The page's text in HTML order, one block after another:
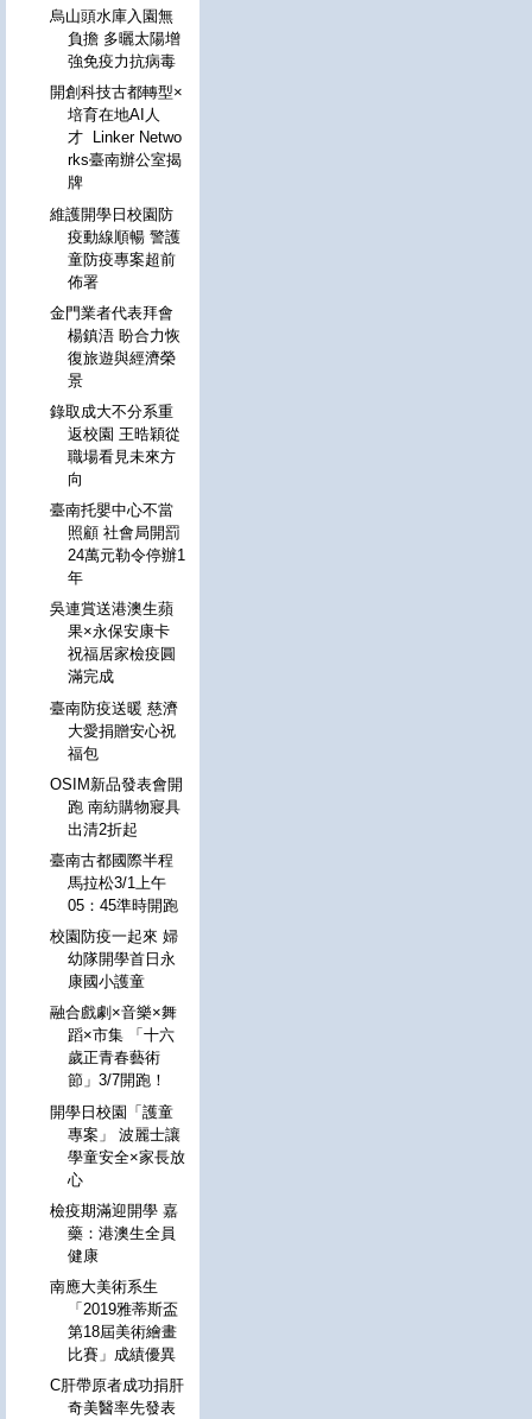
烏山頭水庫入園無
負擔 多曬太陽增
強免疫力抗病毒
開創科技古都轉型×
培育在地AI人
才 Linker Netwo
rks臺南辦公室揭
牌
維護開學日校園防
疫動線順暢 警護
童防疫專案超前
佈署
金門業者代表拜會
楊鎮浯 盼合力恢
復旅遊與經濟榮
景
錄取成大不分系重
返校園 王晧穎從
職場看見未來方
向
臺南托嬰中心不當
照顧 社會局開罰
24萬元勒令停辦1
年
吳連賞送港澳生蘋
果×永保安康卡
祝福居家檢疫圓
滿完成
臺南防疫送暖 慈濟
大愛捐贈安心祝
福包
OSIM新品發表會開
跑 南紡購物寢具
出清2折起
臺南古都國際半程
馬拉松3/1上午
05：45準時開跑
校園防疫一起來 婦
幼隊開學首日永
康國小護童
融合戲劇×音樂×舞
蹈×市集 「十六
歲正青春藝術
節」3/7開跑！
開學日校園「護童
專案」 波麗士讓
學童安全×家長放
心
檢疫期滿迎開學 嘉
藥：港澳生全員
健康
南應大美術系生
「2019雅蒂斯盃
第18屆美術繪畫
比賽」成績優異
C肝帶原者成功捐肝
奇美醫率先發表